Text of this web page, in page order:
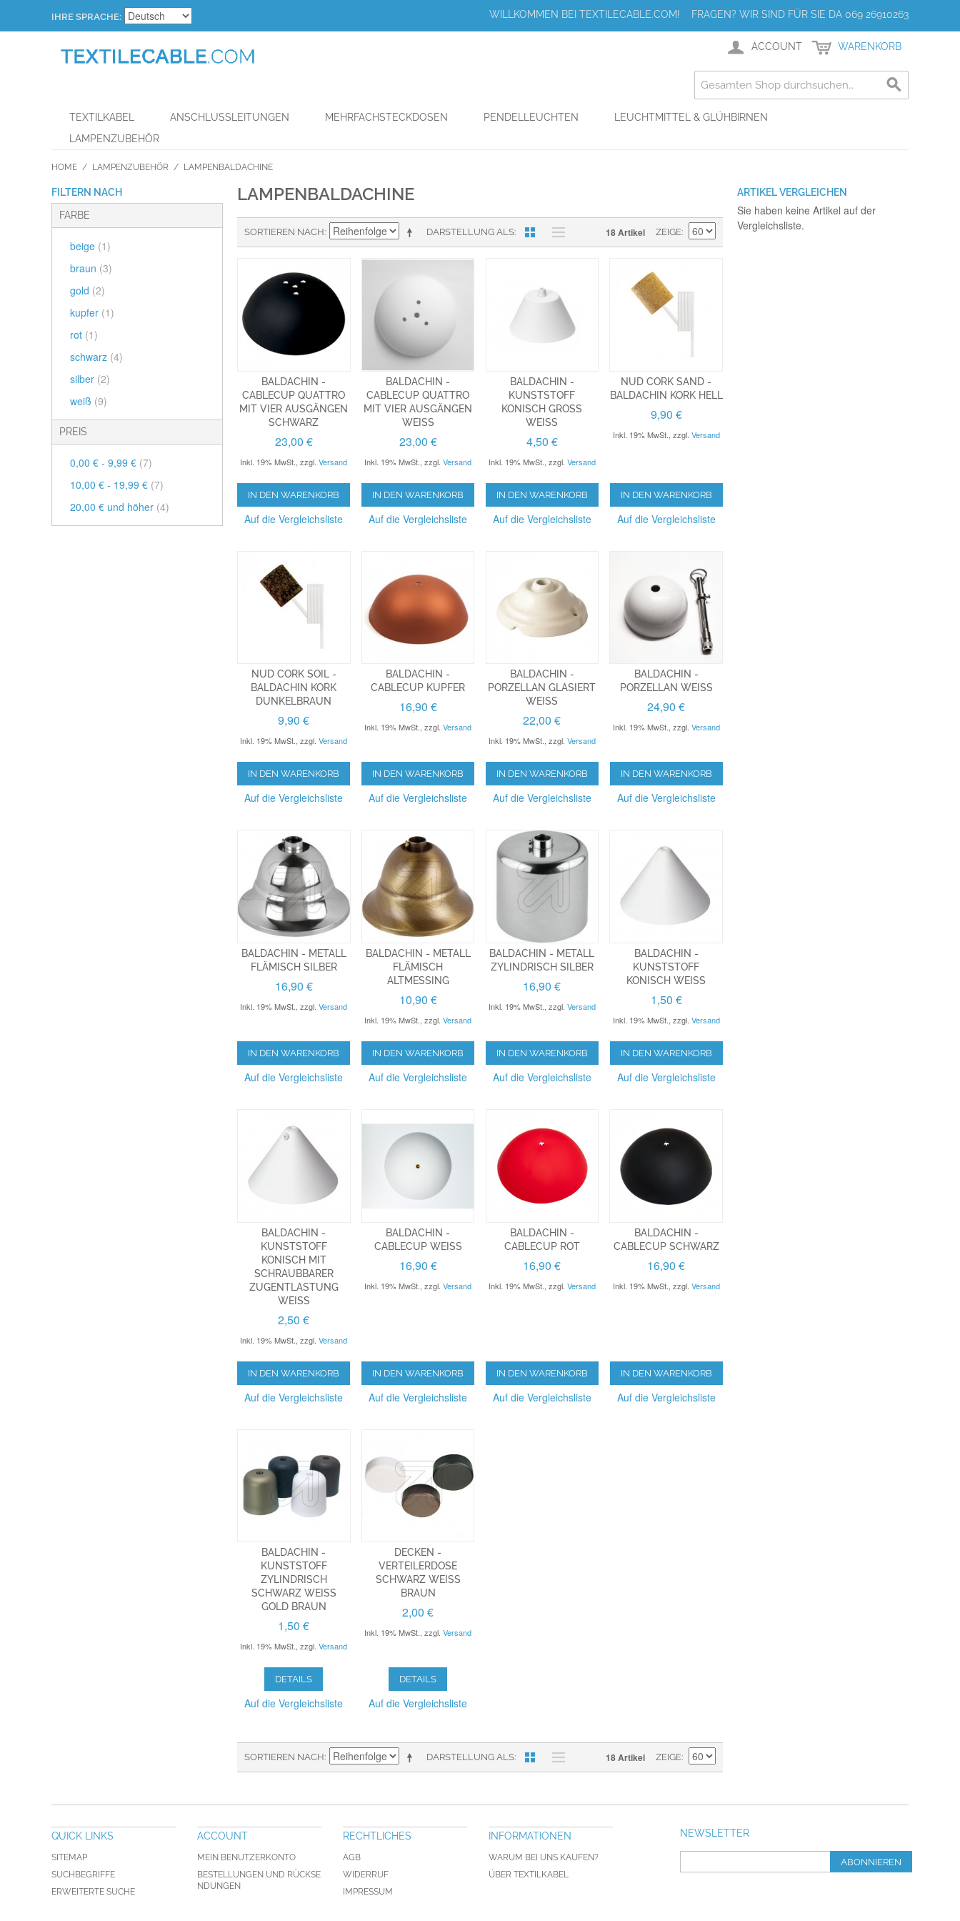
IHRE SPRACHE: WILLKOMMEN BEI TEXTILECABLE.COM! FRAGEN? WIR SIND FÜR SIE DA 069 26910263
ACCOUNT WARENKORB
TEXTILKABEL ANSCHLUSSLEITUNGEN MEHRFACHSTECKDOSEN PENDELLEUCHTEN
LEUCHTMITTEL & GLÜHBIRNEN
LAMPENZUBEHÖR
HOME / LAMPENZUBEHÖR / LAMPENBALDACHINE
FILTERN NACH
FARBE
beige (1)
braun (3)
gold (2)
kupfer (1)
rot (1)
schwarz (4)
silber (2)
weiß (9)
PREIS
0,00 € - 9,99 € (7)
10,00 € - 19,99 € (7)
20,00 € und höher (4)
LAMPENBALDACHINE
DARSTELLUNG ALS
SORTIEREN NACH 18 Artikel ZEIGE
BALDACHIN -
CABLECUP QUATTRO
MIT VIER AUSGÄNGEN
SCHWARZ
23,00 €
Inkl. 19% MwSt. ,zzgl.Versand
IN DEN WARENKORB
Auf die Vergleichsliste
BALDACHIN -
CABLECUP QUATTRO
MIT VIER AUSGÄNGEN
WEISS
23,00 €
Inkl. 19% MwSt. ,zzgl.Versand
IN DEN WARENKORB
Auf die Vergleichsliste
BALDACHIN -
KUNSTSTOFF
KONISCH GROSS W
EISS
4,50 €
Inkl. 19% MwSt. zzgl. Versand
IN DEN WARENKORB
Auf die Vergleichsliste
NUD CORK SAND -
BALDACHIN KORK HELL
9,90 €
Inkl. 19% MwSt. zzgl. Versand
IN DEN WARENKORB
Auf die Vergleichsliste
NUD CORK SOIL -
BALDACHIN KORK
DUNKELBRAUN
9,90 €
Inkl. 19% MwSt.,zzgl.Versand
IN DEN WARENKORB
Auf die Vergleichsliste
BALDACHIN -
CABLECUP KUPFER
16,90 €
Inkl. 19% MwSt.,zzgl.Versand
IN DEN WARENKORB
Auf die Vergleichsliste
BALDACHIN -
PORZELLAN GLASIERT
WEISS
22,00 €
Inkl. 19% MwSt., zzgl. Versand
IN DEN WARENKORB
Auf die Vergleichsliste
BALDACHIN -
PORZELLAN WEISS
24,90 €
Inkl. 19% MwSt., zzgl. Versand
IN DEN WARENKORB
Auf die Vergleichsliste
BALDACHIN - METALL
FLÄMISCH SILBER
16,90 €
Inkl. 19% MwSt. ,zzgl.Versand
IN DEN WARENKORB
Auf die Vergleichsliste
BALDACHIN - METALL
FLÄMISCH
ALTMESSING
10,90 €
Inkl. 19% MwSt. ,zzgl.Versand
IN DEN WARENKORB
Auf die Vergleichsliste
BALDACHIN - METALL
ZYLINDRISCH SILBER
16,90 €
Inkl. 19% MwSt. zzgl. Versand
IN DEN WARENKORB
Auf die Vergleichsliste
BALDACHIN -
KUNSTSTOFF
KONISCH WEISS
1,50 €
Inkl. 19% MwSt. zzgl. Versand
IN DEN WARENKORB
Auf die Vergleichsliste
BALDACHIN -
KUNSTSTOFF
KONISCH MIT
SCHRAUBBARER
ZUGENTLASTUNG
WEISS
2,50 €
Inkl. 19% MwSt. ,zzgl.Versand
IN DEN WARENKORB
Auf die Vergleichsliste
BALDACHIN -
CABLECUP WEISS
16,90 €
Inkl. 19% MwSt. ,zzgl.Versand
IN DEN WARENKORB
Auf die Vergleichsliste
BALDACHIN -
CABLECUP ROT
16,90 €
Inkl. 19% MwSt. zzgl. Versand
IN DEN WARENKORB
Auf die Vergleichsliste
BALDACHIN -
CABLECUP SCHWARZ
16,90 €
Inkl. 19% MwSt. zzgl. Versand
IN DEN WARENKORB
Auf die Vergleichsliste
BALDACHIN -
KUNSTSTOFF
ZYLINDRISCH
SCHWARZ WEISS G
OLD BRAUN
1,50 €
Inkl. 19% MwSt.,zzgl.Versand
DETAILS
Auf die Vergleichsliste
DECKEN -
VERTEILERDOSE
SCHWARZ WEISS B
RAUN
2,00 €
Inkl. 19% MwSt.,zzgl.Versand
DETAILS
Auf die Vergleichsliste
DARSTELLUNG ALS
SORTIEREN NACH 18 Artikel ZEIGE
ARTIKEL VERGLEICHEN
Sie haben keine Artikel auf der
Vergleichsliste.
NEWSLETTER
ABONNIEREN
QUICK LINKS
SITEMAP
SUCHBEGRIFFE
ERWEITERTE SUCHE
ACCOUNT
MEIN BENUTZERKONTO
BESTELLUNGEN UND RÜCKSE
NDUNGEN
RECHTLICHES
AGB
WIDERRUF
IMPRESSUM
INFORMATIONEN
WARUM BEI UNS KAUFEN?
ÜBER TEXTILKABEL